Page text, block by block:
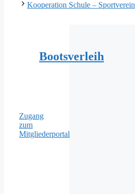
Kooperation Schule – Sportverein
Bootsverleih
Zugang
zum
Mitgliederportal